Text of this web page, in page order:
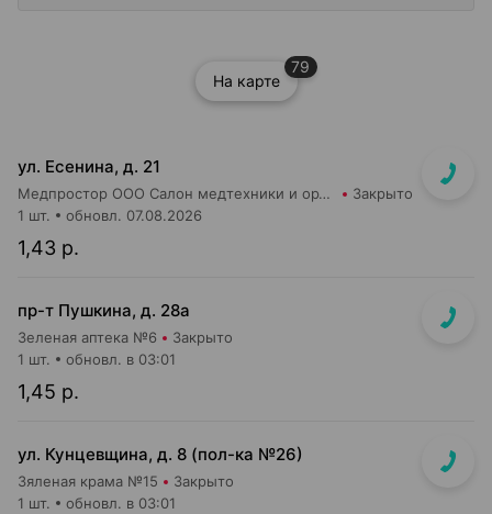
На карте
79
ул. Есенина, д. 21
Медпростор ООО Салон медтехники и ортопедии №9 Закрыто
1,43 р.
1 шт. обновл. 07.08.2026
пр-т Пушкина, д. 28а
Зеленая аптека №6 Закрыто
1,45 р.
1 шт. обновл. в 03:01
ул. Кунцевщина, д. 8 (пол-ка №26)
Зяленая крама №15 Закрыто
1 шт. обновл. в 03:01